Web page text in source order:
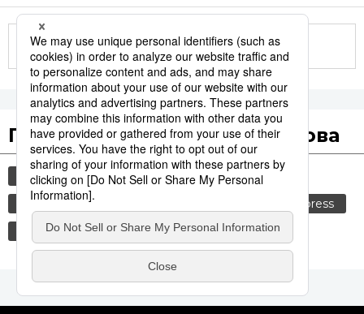
Другие статьи по теме
Популярные поисковые слова
общество история
технологии
синкансэн
jiji press
политика
еда и напитки россия